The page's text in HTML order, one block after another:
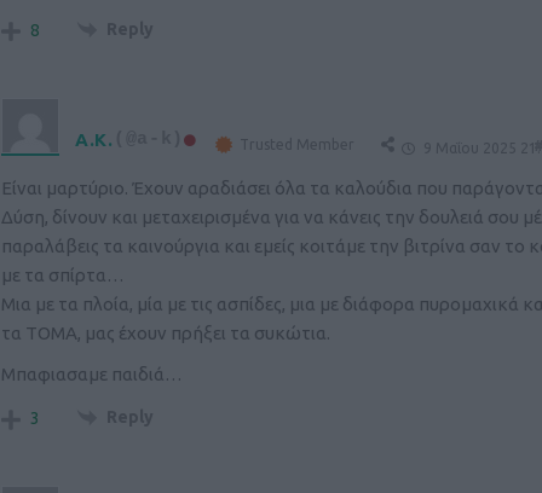
8 Reply
A.K. (@a-k) Trusted Member 9 Μαΐου 2025
Είναι μαρτύριο. Έχουν αραδιάσει όλα τα καλούδια που
Δύση, δίνουν και μεταχειρισμένα για να κάνεις την δουλειά σου
παραλάβεις τα καινούργια και εμείς κοιτάμε την βιτρίνα σαν το
με τα σπίρτα…
Μια με τα πλοία, μία με τις ασπίδες, μια με διάφορα πυρομαχικά
τα ΤΟΜΑ, μας έχουν πρήξει τα συκώτια.
Μπαφιασαμε παιδιά…
3 Reply